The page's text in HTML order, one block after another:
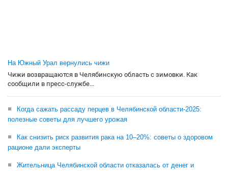
На Южный Урал вернулись чижи
Чижи возвращаются в Челябинскую область с зимовки. Как
сообщили в пресс-службе...
Когда сажать рассаду перцев в Челябинской области-2025:
полезные советы для лучшего урожая
Как снизить риск развития рака на 10–20%: советы о здоровом
рационе дали эксперты
Жительница Челябинской области отказалась от денег и